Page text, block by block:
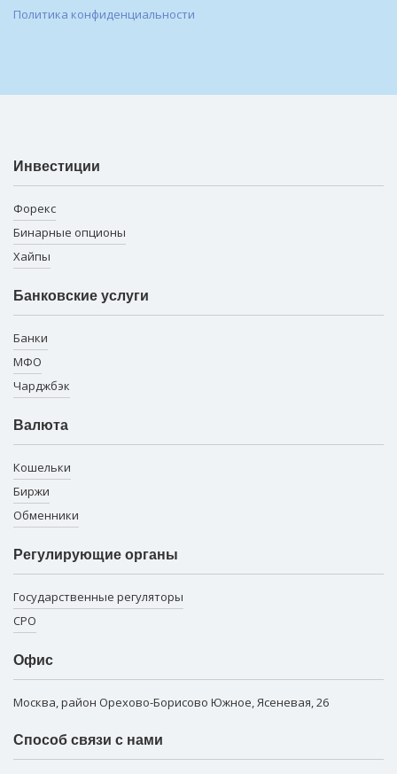
Политика конфиденциальности
Инвестиции
Форекс
Бинарные опционы
Хайпы
Банковские услуги
Банки
МФО
Чарджбэк
Валюта
Кошельки
Биржи
Обменники
Регулирующие органы
Государственные регуляторы
СРО
Офис
Москва, район Орехово-Борисово Южное, Ясеневая, 26
Способ связи с нами